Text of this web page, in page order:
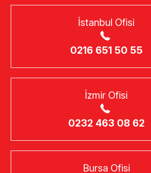
İstanbul Ofisi
0216 651 50 55
İzmir Ofisi
0232 463 08 62
Bursa Ofisi